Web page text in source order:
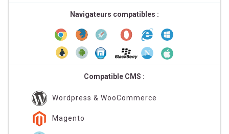
Navigateurs compatibles :
Compatible CMS :
Wordpress & WooCommerce
Magento